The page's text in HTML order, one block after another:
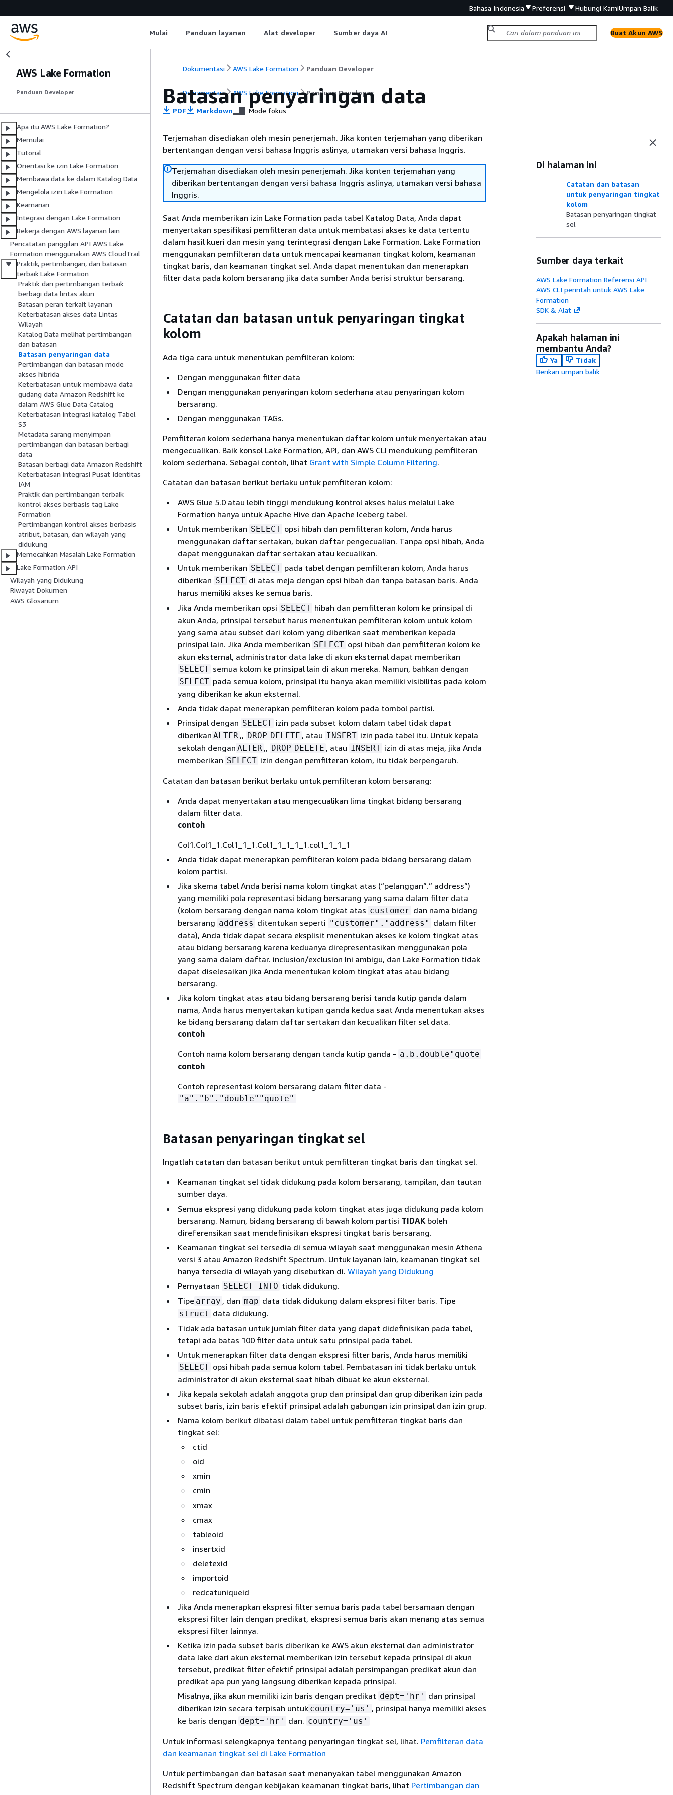
Bahasa Indonesia Preferensi Hubungi KamiUmpan Balik
Mulai Panduan layanan Alat developer Sumber daya AI Buat Akun AWS
AWS Lake Formation
Panduan Developer
Apa itu AWS Lake Formation?
Memulai
Tutorial
Orientasi ke izin Lake Formation
Membawa data ke dalam Katalog Data
Mengelola izin Lake Formation
Keamanan
Integrasi dengan Lake Formation
Bekerja dengan AWS layanan lain
Pencatatan panggilan API AWS Lake
Formation menggunakan AWS CloudTrail
Praktik, pertimbangan, dan batasan
terbaik Lake Formation
Praktik dan pertimbangan terbaik
berbagi data lintas akun
Batasan peran terkait layanan
Keterbatasan akses data Lintas
Wilayah
Katalog Data melihat pertimbangan
dan batasan
Batasan penyaringan data
Pertimbangan dan batasan mode
akses hibrida
Keterbatasan untuk membawa data
gudang data Amazon Redshift ke
dalam AWS Glue Data Catalog
Keterbatasan integrasi katalog Tabel
S3
Metadata sarang menyimpan
pertimbangan dan batasan berbagi
data
Batasan berbagi data Amazon Redshift
Keterbatasan integrasi Pusat Identitas
IAM
Praktik dan pertimbangan terbaik
kontrol akses berbasis tag Lake
Formation
Pertimbangan kontrol akses berbasis
atribut, batasan, dan wilayah yang
didukung
Memecahkan Masalah Lake Formation
Lake Formation API
Wilayah yang Didukung
Riwayat Dokumen
AWS Glosarium
Dokumentasi AWS Lake Formation Panduan Developer
Dokumentasi AWS Lake Formation Panduan Developer
Batasan penyaringan data
PDF Markdown Mode fokus
Terjemahan disediakan oleh mesin penerjemah. Jika konten terjemahan yang diberikan
bertentangan dengan versi bahasa Inggris aslinya, utamakan versi bahasa Inggris.
Terjemahan disediakan oleh mesin penerjemah. Jika konten terjemahan yang
diberikan bertentangan dengan versi bahasa Inggris aslinya, utamakan versi bahasa
Inggris.
Saat Anda memberikan izin Lake Formation pada tabel Katalog Data, Anda dapat
menyertakan spesifikasi pemfilteran data untuk membatasi akses ke data tertentu
dalam hasil kueri dan mesin yang terintegrasi dengan Lake Formation. Lake Formation
menggunakan pemfilteran data untuk mencapai keamanan tingkat kolom, keamanan
tingkat baris, dan keamanan tingkat sel. Anda dapat menentukan dan menerapkan
filter data pada kolom bersarang jika data sumber Anda berisi struktur bersarang.
Catatan dan batasan untuk penyaringan tingkat
kolom
Ada tiga cara untuk menentukan pemfilteran kolom:
Dengan menggunakan filter data
Dengan menggunakan penyaringan kolom sederhana atau penyaringan kolom
bersarang.
Dengan menggunakan TAGs.
Pemfilteran kolom sederhana hanya menentukan daftar kolom untuk menyertakan atau
mengecualikan. Baik konsol Lake Formation, API, dan AWS CLI mendukung pemfilteran
kolom sederhana. Sebagai contoh, lihat Grant with Simple Column Filtering.
Catatan dan batasan berikut berlaku untuk pemfilteran kolom:
AWS Glue 5.0 atau lebih tinggi mendukung kontrol akses halus melalui Lake
Formation hanya untuk Apache Hive dan Apache Iceberg tabel.
Untuk memberikan SELECT opsi hibah dan pemfilteran kolom, Anda harus
menggunakan daftar sertakan, bukan daftar pengecualian. Tanpa opsi hibah, Anda
dapat menggunakan daftar sertakan atau kecualikan.
Untuk memberikan SELECT pada tabel dengan pemfilteran kolom, Anda harus
diberikan SELECT di atas meja dengan opsi hibah dan tanpa batasan baris. Anda
harus memiliki akses ke semua baris.
Jika Anda memberikan opsi SELECT hibah dan pemfilteran kolom ke prinsipal di
akun Anda, prinsipal tersebut harus menentukan pemfilteran kolom untuk kolom
yang sama atau subset dari kolom yang diberikan saat memberikan kepada
prinsipal lain. Jika Anda memberikan SELECT opsi hibah dan pemfilteran kolom ke
akun eksternal, administrator data lake di akun eksternal dapat memberikan
SELECT semua kolom ke prinsipal lain di akun mereka. Namun, bahkan dengan
SELECT pada semua kolom, prinsipal itu hanya akan memiliki visibilitas pada kolom
yang diberikan ke akun eksternal.
Anda tidak dapat menerapkan pemfilteran kolom pada tombol partisi.
Prinsipal dengan SELECT izin pada subset kolom dalam tabel tidak dapat
diberikan ALTER ,, DROP DELETE , atau INSERT izin pada tabel itu. Untuk kepala
sekolah dengan ALTER ,, DROP DELETE , atau INSERT izin di atas meja, jika Anda
memberikan SELECT izin dengan pemfilteran kolom, itu tidak berpengaruh.
Catatan dan batasan berikut berlaku untuk pemfilteran kolom bersarang:
Anda dapat menyertakan atau mengecualikan lima tingkat bidang bersarang
dalam filter data.
contoh
Col1.Col1_1.Col1_1_1.Col1_1_1_1_1.col1_1_1_1
Anda tidak dapat menerapkan pemfilteran kolom pada bidang bersarang dalam
kolom partisi.
Jika skema tabel Anda berisi nama kolom tingkat atas (“pelanggan”.” address”)
yang memiliki pola representasi bidang bersarang yang sama dalam filter data
(kolom bersarang dengan nama kolom tingkat atas customer dan nama bidang
bersarang address ditentukan seperti "customer"."address" dalam filter
data), Anda tidak dapat secara eksplisit menentukan akses ke kolom tingkat atas
atau bidang bersarang karena keduanya direpresentasikan menggunakan pola
yang sama dalam daftar. inclusion/exclusion Ini ambigu, dan Lake Formation tidak
dapat diselesaikan jika Anda menentukan kolom tingkat atas atau bidang
bersarang.
Jika kolom tingkat atas atau bidang bersarang berisi tanda kutip ganda dalam
nama, Anda harus menyertakan kutipan ganda kedua saat Anda menentukan akses
ke bidang bersarang dalam daftar sertakan dan kecualikan filter sel data.
contoh
Contoh nama kolom bersarang dengan tanda kutip ganda - a.b.double"quote
contoh
Contoh representasi kolom bersarang dalam filter data -
"a"."b"."double""quote"
Batasan penyaringan tingkat sel
Ingatlah catatan dan batasan berikut untuk pemfilteran tingkat baris dan tingkat sel.
Keamanan tingkat sel tidak didukung pada kolom bersarang, tampilan, dan tautan
sumber daya.
Semua ekspresi yang didukung pada kolom tingkat atas juga didukung pada kolom
bersarang. Namun, bidang bersarang di bawah kolom partisi TIDAKboleh
direferensikan saat mendefinisikan ekspresi tingkat baris bersarang.
Keamanan tingkat sel tersedia di semua wilayah saat menggunakan mesin Athena
versi 3 atau Amazon Redshift Spectrum. Untuk layanan lain, keamanan tingkat sel
hanya tersedia di wilayah yang disebutkan di. Wilayah yang Didukung
Pernyataan SELECT INTO tidak didukung.
Tipe array , dan map data tidak didukung dalam ekspresi filter baris. Tipe
struct data didukung.
Tidak ada batasan untuk jumlah filter data yang dapat didefinisikan pada tabel,
tetapi ada batas 100 filter data untuk satu prinsipal pada tabel.
Untuk menerapkan filter data dengan ekspresi filter baris, Anda harus memiliki
SELECT opsi hibah pada semua kolom tabel. Pembatasan ini tidak berlaku untuk
administrator di akun eksternal saat hibah dibuat ke akun eksternal.
Jika kepala sekolah adalah anggota grup dan prinsipal dan grup diberikan izin pada
subset baris, izin baris efektif prinsipal adalah gabungan izin prinsipal dan izin grup.
Nama kolom berikut dibatasi dalam tabel untuk pemfilteran tingkat baris dan
tingkat sel:
ctid
oid
xmin
cmin
xmax
cmax
tableoid
insertxid
deletexid
importoid
redcatuniqueid
Jika Anda menerapkan ekspresi filter semua baris pada tabel bersamaan dengan
ekspresi filter lain dengan predikat, ekspresi semua baris akan menang atas semua
ekspresi filter lainnya.
Ketika izin pada subset baris diberikan ke AWS akun eksternal dan administrator
data lake dari akun eksternal memberikan izin tersebut kepada prinsipal di akun
tersebut, predikat filter efektif prinsipal adalah persimpangan predikat akun dan
predikat apa pun yang langsung diberikan kepada prinsipal.
Misalnya, jika akun memiliki izin baris dengan predikat dept='hr'
dan prinsipal
diberikan izin secara terpisah untuk country='us' , prinsipal hanya memiliki akses
ke baris dengan dept='hr' dan. country='us'
Untuk informasi selengkapnya tentang penyaringan tingkat sel, lihat. Pemfilteran data
dan keamanan tingkat sel di Lake Formation
Untuk pertimbangan dan batasan saat menanyakan tabel menggunakan Amazon
Redshift Spectrum dengan kebijakan keamanan tingkat baris, lihat Pertimbangan dan
Di halaman ini
Catatan dan batasan
untuk penyaringan tingkat
kolom
Batasan penyaringan tingkat
sel
Sumber daya terkait
AWS Lake Formation Referensi API
AWS CLI perintah untuk AWS Lake
Formation
SDK & Alat
Apakah halaman ini
membantu Anda?
Ya
Tidak
Berikan umpan balik